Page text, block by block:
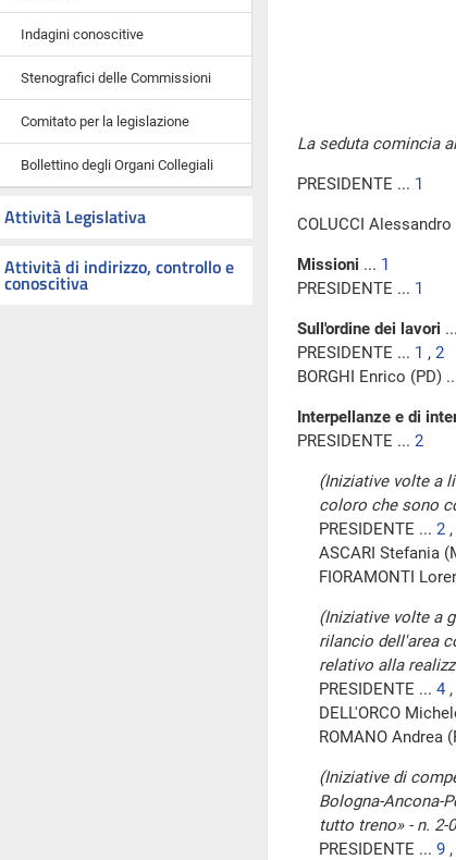
Indagini conoscitive
Stenografici delle Commissioni
Comitato per la legislazione
Bollettino degli Organi Collegiali
Attività Legislativa
Attività di indirizzo, controllo e
conoscitiva
La seduta comincia
PRESIDENTE ... 1
COLUCCI Alessandro
Missioni ... 1
PRESIDENTE ... 1
Sull'ordine dei lavori ...
PRESIDENTE ... 1 , 2
BORGHI Enrico (PD)
Interpellanze e di
PRESIDENTE ... 2
(Iniziative volte a
coloro che sono
PRESIDENTE ... 2 ,
ASCARI Stefania
FIORAMONTI
(Iniziative volte a
rilancio dell'area
relativo alla
PRESIDENTE ... 4 ,
DELL'ORCO
ROMANO Andrea
(Iniziative di
Bologna-Ancona-
tutto treno» - n. 2-
PRESIDENTE ... 9 ,